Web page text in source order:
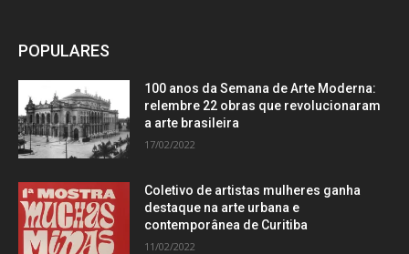
POPULARES
100 anos da Semana de Arte Moderna:
relembre 22 obras que revolucionaram
a arte brasileira
17/02/2022
Coletivo de artistas mulheres ganha
destaque na arte urbana e
contemporânea de Curitiba
11/02/2022